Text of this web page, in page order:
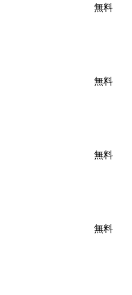
無料
無料
無料
無料